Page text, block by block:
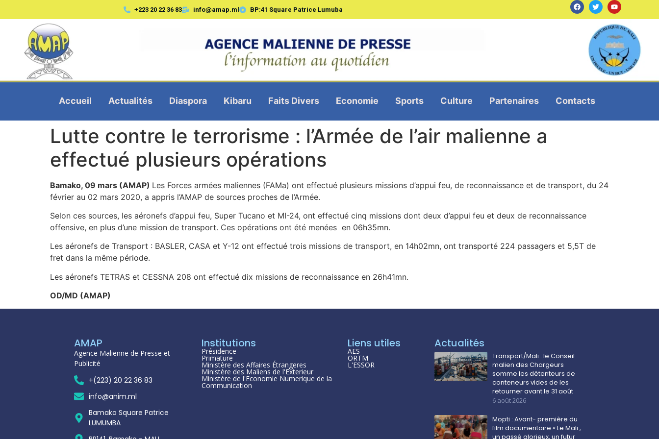
+223 20 22 36 83 info@amap.ml BP:41 Square Patrice Lumuba
Accueil Actualités Diaspora Kibaru Faits Divers Economie Sports Culture Partenaires Contacts
Lutte contre le terrorisme : l’Armée de l’air malienne a
effectué plusieurs opérations
Bamako, 09 mars (AMAP) Les Forces armées maliennes (FAMa) ont effectué plusieurs missions d’appui feu, de reconnaissance et de transport, du 24
février au 02 mars 2020, a appris l’AMAP de sources proches de l’Armée.
Selon ces sources, les aéronefs d’appui feu, Super Tucano et MI-24, ont effectué cinq missions dont deux d’appui feu et deux de reconnaissance
offensive, en plus d’une mission de transport. Ces opérations ont été menées en 06h35mn.
Les aéronefs de Transport : BASLER, CASA et Y-12 ont effectué trois missions de transport, en 14h02mn, ont transporté 224 passagers et 5,5T de
fret dans la même période.
Les aéronefs TETRAS et CESSNA 208 ont effectué dix missions de reconnaissance en 26h41mn.
OD/MD (AMAP)
AMAP
Agence Malienne de Presse et
Publicité
+(223) 20 22 36 83
info@anim.ml
Bamako Square Patrice
LUMUMBA
Institutions
Présidence
Primature
Ministère des Affaires Étrangeres
Ministère des Maliens de l'Exterieur
Ministère de l'Economie Numerique de la
Communication
Liens utiles
AES
ORTM
L'ESSOR
Actualités
Transport/Mali : le Conseil
malien des Chargeurs
somme les détenteurs de
conteneurs vides de les
retourner avant le 31 août
6 août 2026
Mopti : Avant- première du
film documentaire « Le Mali ,
un passé glorieux, un futur